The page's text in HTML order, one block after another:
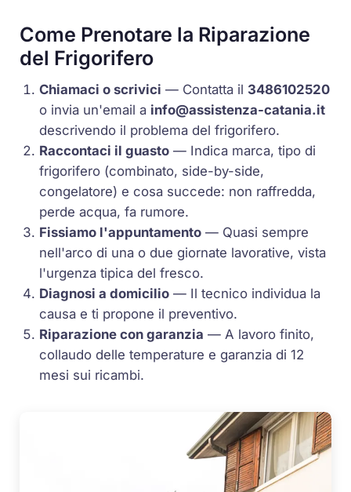
Come Prenotare la Riparazione
del Frigorifero
Chiamaci o scrivici — Contatta il 3486102520
o invia un'email a info@assistenza-catania.it
descrivendo il problema del frigorifero.
Raccontaci il guasto — Indica marca, tipo di
frigorifero (combinato, side-by-side,
congelatore) e cosa succede: non raffredda,
perde acqua, fa rumore.
Fissiamo l'appuntamento — Quasi sempre
nell'arco di una o due giornate lavorative, vista
l'urgenza tipica del fresco.
Diagnosi a domicilio — Il tecnico individua la
causa e ti propone il preventivo.
Riparazione con garanzia — A lavoro finito,
collaudo delle temperature e garanzia di 12
mesi sui ricambi.